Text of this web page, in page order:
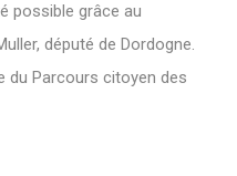
possible grâce au
député de Dordogne.
du Parcours citoyen des